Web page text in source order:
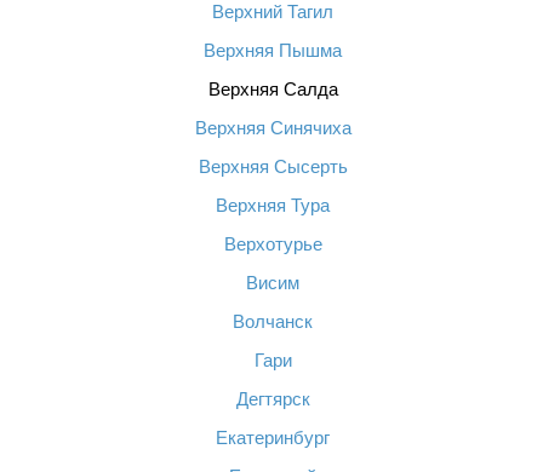
Верхний Тагил
Верхняя Пышма
Верхняя Салда
Верхняя Синячиха
Верхняя Сысерть
Верхняя Тура
Верхотурье
Висим
Волчанск
Гари
Дегтярск
Екатеринбург